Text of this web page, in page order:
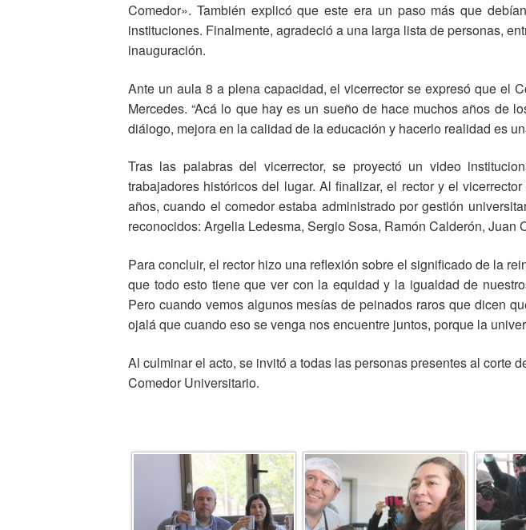
Comedor». También explicó que este era un paso más que
instituciones. Finalmente, agradeció a una larga lista de personas,
inauguración.
Ante un aula 8 a plena capacidad, el vicerrector se expresó que el
Mercedes. “Acá lo que hay es un sueño de hace muchos años de
diálogo, mejora en la calidad de la educación y hacerlo realidad es
Tras las palabras del vicerrector, se proyectó un video
trabajadores históricos del lugar. Al finalizar, el rector y el
años, cuando el comedor estaba administrado por gestión
reconocidos: Argelia Ledesma, Sergio Sosa, Ramón Calderón,
Para concluir, el rector hizo una reflexión sobre el significado de la
que todo esto tiene que ver con la equidad y la igualdad de
Pero cuando vemos algunos mesías de peinados raros que dicen
ojalá que cuando eso se venga nos encuentre juntos, porque la
Al culminar el acto, se invitó a todas las personas presentes al corte
Comedor Universitario.